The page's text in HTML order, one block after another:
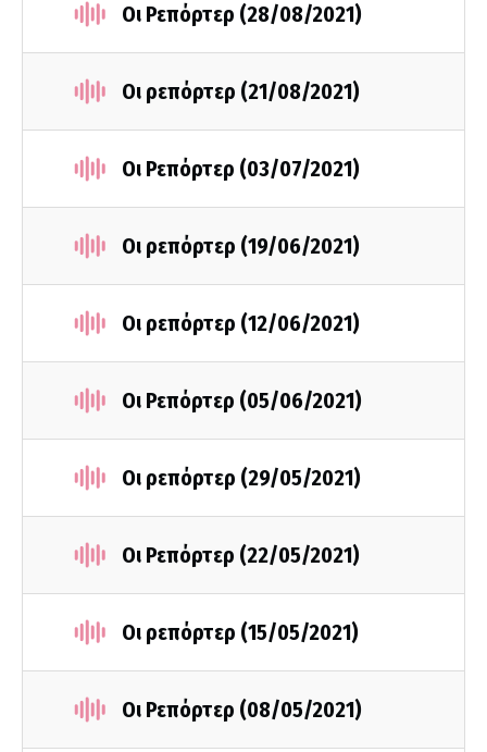
Οι Ρεπόρτερ (28/08/2021)
Οι ρεπόρτερ (21/08/2021)
Οι Ρεπόρτερ (03/07/2021)
Οι ρεπόρτερ (19/06/2021)
Οι ρεπόρτερ (12/06/2021)
Οι Ρεπόρτερ (05/06/2021)
Οι ρεπόρτερ (29/05/2021)
Οι Ρεπόρτερ (22/05/2021)
Οι ρεπόρτερ (15/05/2021)
Οι Ρεπόρτερ (08/05/2021)